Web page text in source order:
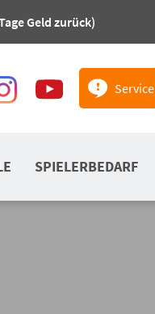
Geld zurück)
Service
SPIELERBEDARF